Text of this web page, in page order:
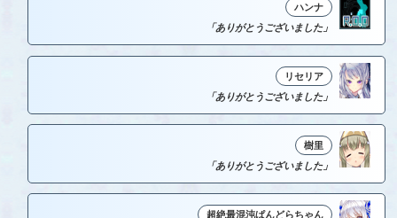
ハンナ
「ありがとうございました」
リセリア
「ありがとうございました」
樹里
「ありがとうございました」
超絶最混沌ぱんどらちゃん